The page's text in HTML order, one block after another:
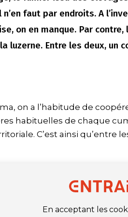
faut par endroits. A
on en manque. Par
luzerne. Entre les deux, un
on a l’habitude de
habituelles de chaque
C’est ainsi qu’entre
En acceptant les